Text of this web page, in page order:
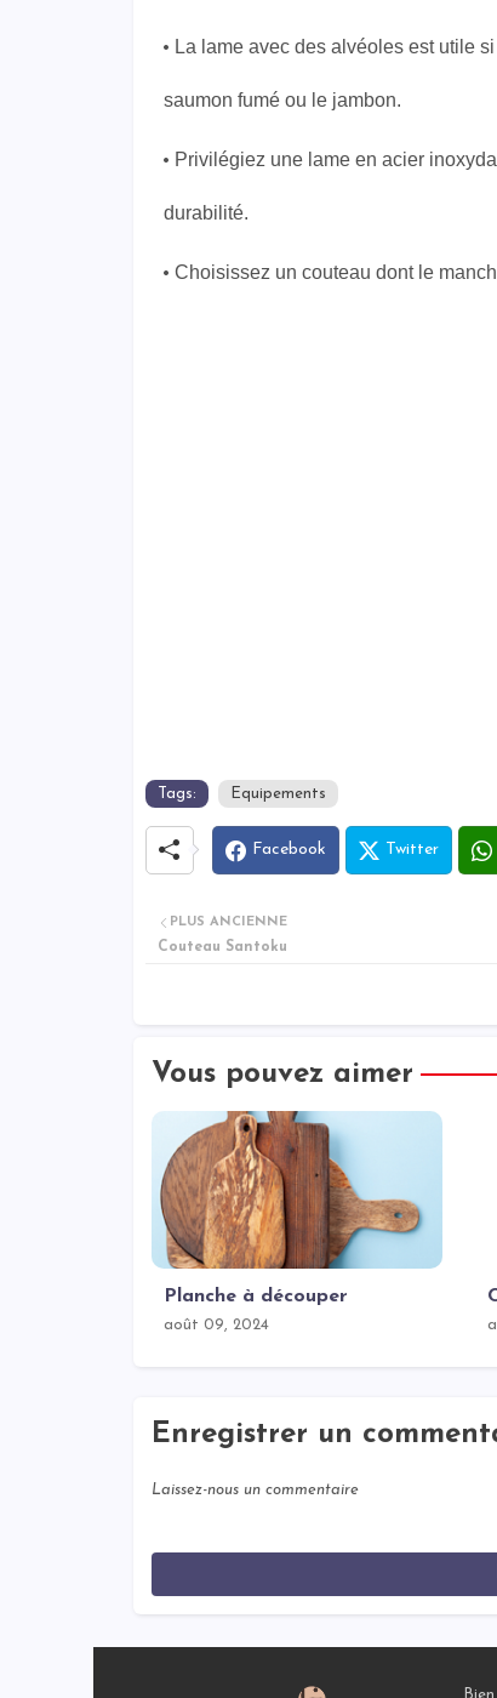
La lame avec des alvéoles est utile
saumon fumé ou le jambon.
Privilégiez une lame en acier
durabilité.
Choisissez un couteau dont le
Tags: Equipements
Facebook Twitter
PLUS ANCIENNE
Couteau Santoku
Vous pouvez aimer
Planche à découper
août 09, 2024
Enregistrer un
Laissez-nous un commentaire